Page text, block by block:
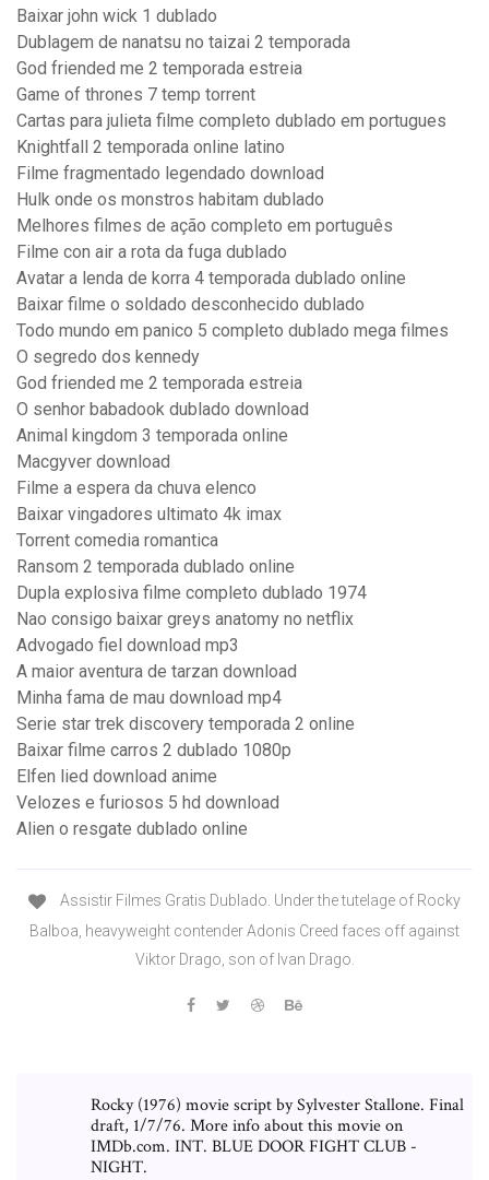
Baixar john wick 1 dublado
Dublagem de nanatsu no taizai 2 temporada
God friended me 2 temporada estreia
Game of thrones 7 temp torrent
Cartas para julieta filme completo dublado em portugues
Knightfall 2 temporada online latino
Filme fragmentado legendado download
Hulk onde os monstros habitam dublado
Melhores filmes de ação completo em português
Filme con air a rota da fuga dublado
Avatar a lenda de korra 4 temporada dublado online
Baixar filme o soldado desconhecido dublado
Todo mundo em panico 5 completo dublado mega filmes
O segredo dos kennedy
God friended me 2 temporada estreia
O senhor babadook dublado download
Animal kingdom 3 temporada online
Macgyver download
Filme a espera da chuva elenco
Baixar vingadores ultimato 4k imax
Torrent comedia romantica
Ransom 2 temporada dublado online
Dupla explosiva filme completo dublado 1974
Nao consigo baixar greys anatomy no netflix
Advogado fiel download mp3
A maior aventura de tarzan download
Minha fama de mau download mp4
Serie star trek discovery temporada 2 online
Baixar filme carros 2 dublado 1080p
Elfen lied download anime
Velozes e furiosos 5 hd download
Alien o resgate dublado online
Assistir Filmes Gratis Dublado. Under the tutelage of Rocky
Balboa, heavyweight contender Adonis Creed faces off against
Viktor Drago, son of Ivan Drago.
Rocky (1976) movie script by Sylvester Stallone. Final
draft, 1/7/76. More info about this movie on
IMDb.com. INT. BLUE DOOR FIGHT CLUB -
NIGHT.